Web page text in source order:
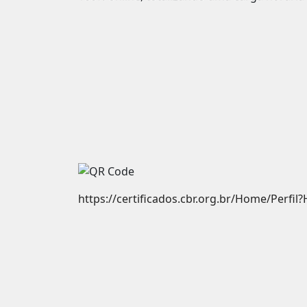
https://certificados.cbr.org.br/Home/